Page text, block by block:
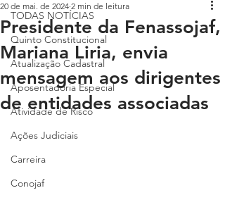
TODAS NOTÍCIAS
Quinto Constitucional
Atualização Cadastral
Aposentadoria Especial
Atividade de Risco
Ações Judiciais
Carreira
Conojaf
Presidente da Fenassojaf,
Mariana Liria, envia
mensagem aos dirigentes
de entidades associadas
20 de mai. de 2024 2 min de leitura